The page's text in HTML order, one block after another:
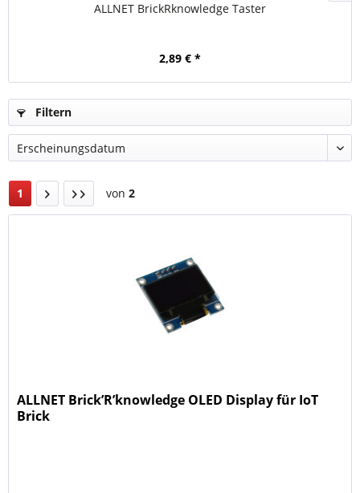
ALLNET BrickRknowledge Taster
2,89 € *
Filtern
1 von 2
ALLNET Brick’R’knowledge OLED Display für IoT
Brick